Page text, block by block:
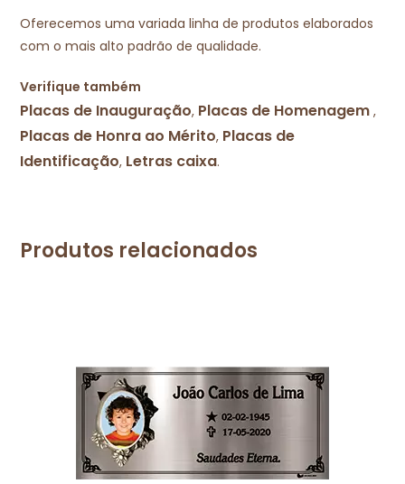
Oferecemos uma variada linha de produtos elaborados
com o mais alto padrão de qualidade.
Verifique também
Placas de Inauguração, Placas de Homenagem ,
Placas de Honra ao Mérito, Placas de
Identificação, Letras caixa.
Produtos relacionados